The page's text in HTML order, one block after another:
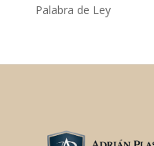
Palabra de Ley